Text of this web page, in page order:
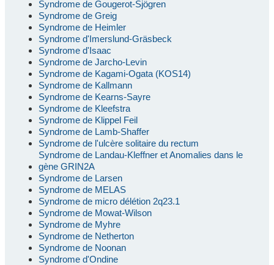
Syndrome de Gougerot-Sjögren
Syndrome de Greig
Syndrome de Heimler
Syndrome d'Imerslund-Gräsbeck
Syndrome d'Isaac
Syndrome de Jarcho-Levin
Syndrome de Kagami-Ogata (KOS14)
Syndrome de Kallmann
Syndrome de Kearns-Sayre
Syndrome de Kleefstra
Syndrome de Klippel Feil
Syndrome de Lamb-Shaffer
Syndrome de l'ulcère solitaire du rectum
Syndrome de Landau-Kleffner et Anomalies dans le
gène GRIN2A
Syndrome de Larsen
Syndrome de MELAS
Syndrome de micro délétion 2q23.1
Syndrome de Mowat-Wilson
Syndrome de Myhre
Syndrome de Netherton
Syndrome de Noonan
Syndrome d'Ondine